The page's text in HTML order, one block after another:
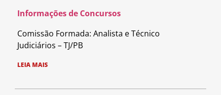
Informações de Concursos
Comissão Formada: Analista e Técnico
Judiciários – TJ/PB
LEIA MAIS